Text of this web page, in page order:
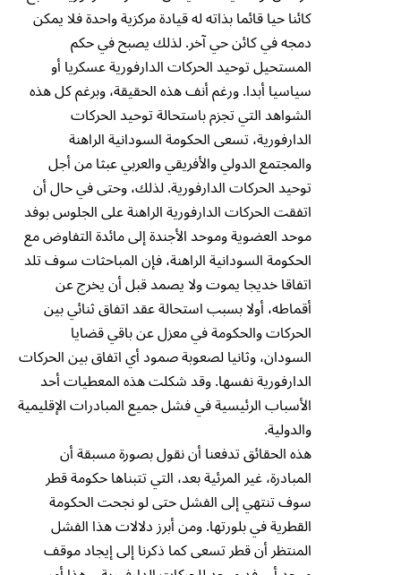
كائنا حيا قائما بذاته له قيادة مركزية واحدة فلا يمكن
دمجه في كائن حي آخر. لذلك يصبح في حكم
المستحيل توحيد الحركات الدارفورية عسكريا أو
سياسيا أبدا. ورغم أنف هذه الحقيقة، وبرغم كل هذه
الشواهد التي تجزم باستحالة توحيد الحركات
الدارفورية، تسعى الحكومة السودانية الراهنة
والمجتمع الدولي والأفريقي والعربي عبثا من أجل
توحيد الحركات الدارفورية. لذلك، وحتى في حال أن
اتفقت الحركات الدارفورية الراهنة على الجلوس بوفد
موحد العضوية وموحد الأجندة إلى مائدة التفاوض مع
الحكومة السودانية الراهنة، فإن المباحثات سوف تلد
اتفاقا خديجا يموت ولا يصمد قبل أن يخرج عن
أقماطه، أولا بسبب استحالة عقد اتفاق ثنائي بين
الحركات والحكومة في معزل عن باقي قضايا
السودان، وثانيا لصعوبة صمود أي اتفاق بين الحركات
الدارفورية نفسها. وقد شكلت هذه المعطيات أحد
الأسباب الرئيسية في فشل جميع المبادرات الإقليمية
والدولية.
هذه الحقائق تدفعنا أن نقول بصورة مسبقة أن
المبادرة، غير المرئية بعد، التي تتبناها حكومة قطر
سوف تنتهي إلى الفشل حتى لو نجحت الحكومة
القطرية في بلورتها. ومن أبرز دلالات هذا الفشل
المنتظر أن قطر تسعى كما ذكرنا إلى إيجاد موقف